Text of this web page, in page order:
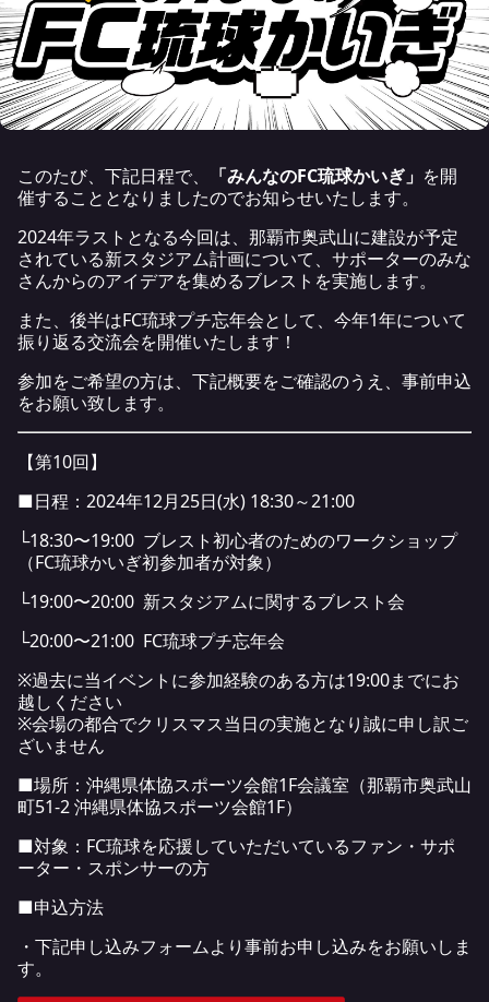
このたび、下記日程で、 「みんなのFC琉球かいぎ」 を開
催することとなりましたのでお知らせいたします。
2024年ラストとなる今回は、那覇市奥武山に建設が予定
されている新スタジアム計画について、サポーターのみな
さんからのアイデアを集めるブレストを実施します。
また、後半はFC琉球プチ忘年会として、今年1年について
振り返る交流会を開催いたします！
参加をご希望の方は、下記概要をご確認のうえ、事前申込
をお願い致します。
【第10回】
■日程：2024年12月25日(水) 18:30～21:00
└18:30〜19:00 ブレスト初心者のためのワークショップ
（FC琉球かいぎ初参加者が対象）
└19:00〜20:00 新スタジアムに関するブレスト会
└20:00〜21:00 FC琉球プチ忘年会
※過去に当イベントに参加経験のある方は19:00までにお
越しください
※会場の都合でクリスマス当日の実施となり誠に申し訳ご
ざいません
■場所：沖縄県体協スポーツ会館1F会議室（那覇市奥武山
町51-2 沖縄県体協スポーツ会館1F）
■対象：FC琉球を応援していただいているファン・サポ
ーター・スポンサーの方
■申込方法
・下記申し込みフォームより事前お申し込みをお願いしま
す。